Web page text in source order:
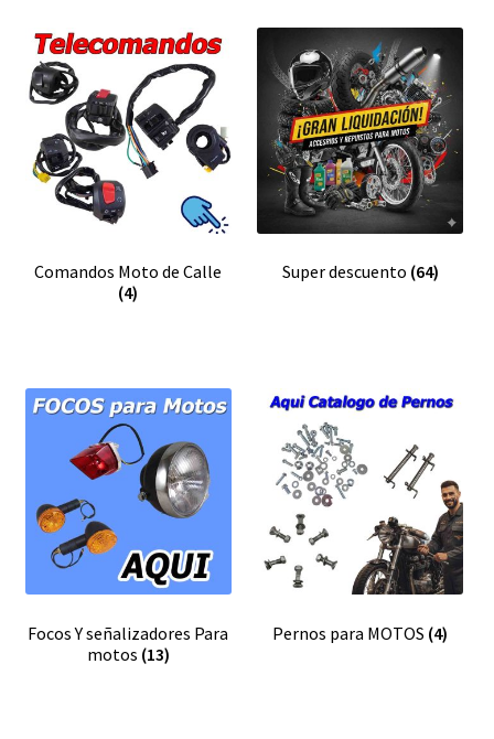
Comandos Moto de Calle
(4)
Super descuento (64)
Focos Y señalizadores Para
motos (13)
Pernos para MOTOS (4)